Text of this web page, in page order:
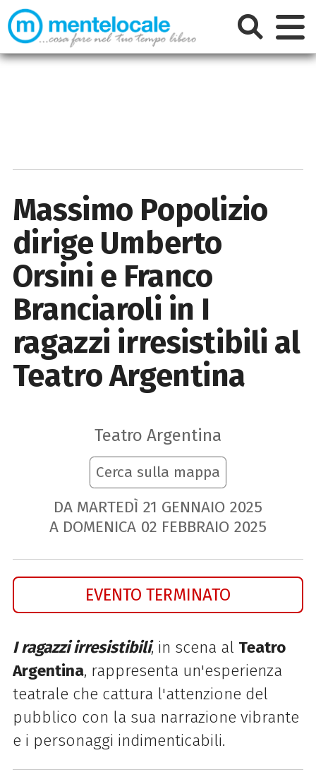
Massimo Popolizio
dirige Umberto
Orsini e Franco
Branciaroli in I
ragazzi irresistibili al
Teatro Argentina
Teatro Argentina
Cerca sulla mappa
DA MARTEDÌ 21 GENNAIO 2025
A DOMENICA 02 FEBBRAIO 2025
EVENTO TERMINATO
I ragazzi irresistibili, in scena al Teatro
Argentina, rappresenta un'esperienza
teatrale che cattura l'attenzione del
pubblico con la sua narrazione vibrante
e i personaggi indimenticabili.